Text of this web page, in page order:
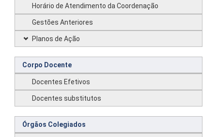
Horário de Atendimento da Coordenação
Gestões Anteriores
Planos de Ação
Corpo Docente
Docentes Efetivos
Docentes substitutos
Órgãos Colegiados